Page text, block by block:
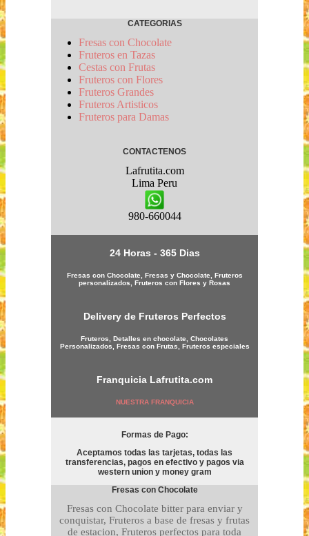
CATEGORIAS
Fresas con Chocolate
Fruteros en Tazas
Cestas con Frutas
Fruteros con Flores
Fruteros Grandes
Fruteros Artisticos
Fruteros para Damas
CONTACTENOS
Lafrutita.com
Lima Peru
980-660044
24 Horas - 365 Dias
Fresas con Chocolate, Fresas y Chocolate, Fruteros
personalizados, Fruteros con Flores y Rosas
Delivery de Fruteros Perfectos
Fruteros, Detalles en chocolate, Chocolates
Personalizados, Fresas con Frutas, Fruteros especiales
Franquicia Lafrutita.com
NUESTRA FRANQUICIA
Formas de Pago:
Aceptamos todas las tarjetas, todas las
transferencias, pagos en efectivo y pagos via
western union y money gram
Fresas con Chocolate
Fresas con Chocolate bitter para enviar y
conquistar, Fruteros a base de fresas y frutas
de estacion, Fruteros perfectos para toda